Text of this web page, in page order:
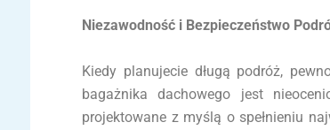
Niezawodność i Bezpieczeństwo
Kiedy planujecie długą podróż,
bagażnika dachowego jest
projektowane z myślą o spełnieniu